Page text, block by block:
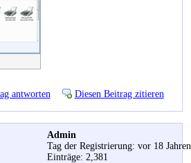
antworten Diesen Beitrag zitieren
Admin
Tag der Registrierung: vor 18 Jahren
Einträge: 2,381